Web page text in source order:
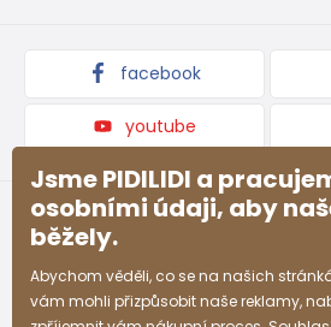
Kolekce zboží
facebook
youtube
Jsme PIDILIDI a
osobními údaji, aby
běžely.
Abychom věděli, co se na našich
vám mohli přizpůsobit naše reklamy,